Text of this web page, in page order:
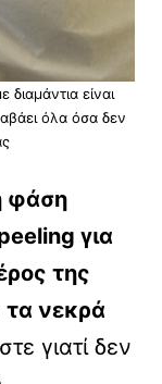
είναι
όλα όσα δεν
φάση
για
της
τα νεκρά
γιατί δεν